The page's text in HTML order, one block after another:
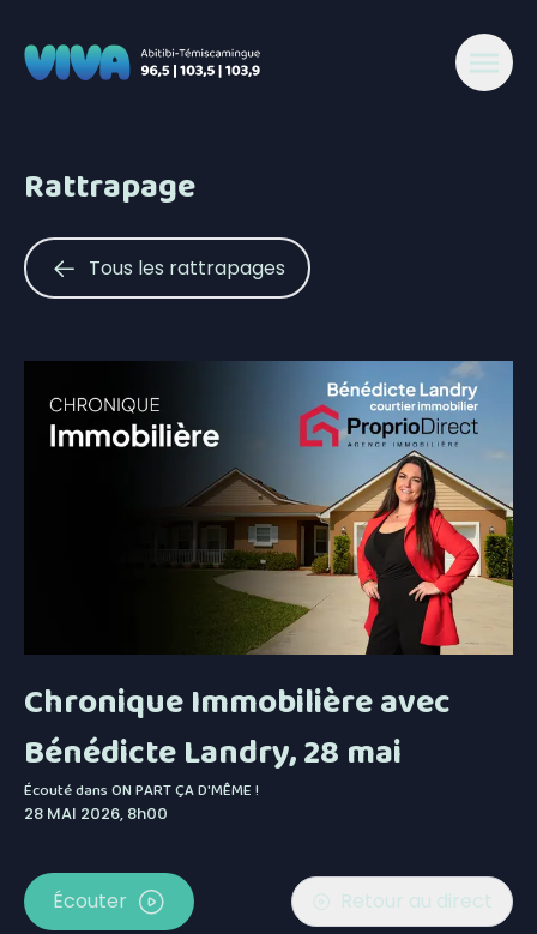
Rattrapage
Tous les rattrapages
Chronique Immobilière avec
Bénédicte Landry, 28 mai
Écouté dansON PART ÇA D'MÊME !
28 MAI 2026, 8h00
Écouter Retour au direct